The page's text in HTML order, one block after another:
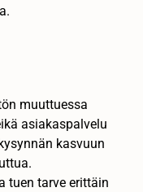
muuttuessa
asiakaspalvelu
kasvuun
tuen tarve erittäin